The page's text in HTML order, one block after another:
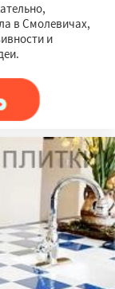
в Смолевичах,
и